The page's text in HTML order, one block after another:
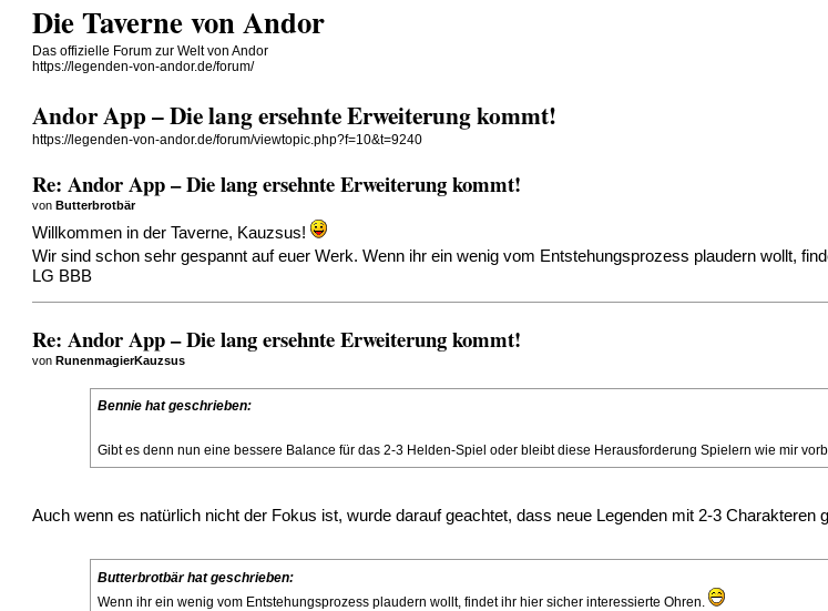
Die Taverne von Andor
Das offizielle Forum zur Welt von Andor
https://legenden-von-andor.de/forum/
Andor App – Die lang ersehnte Erweiterung kommt!
https://legenden-von-andor.de/forum/viewtopic.php?f=10&t=9240
Re: Andor App – Die lang ersehnte Erweiterung kommt!
vonButterbrotbär
Willkommen in der Taverne, Kauzsus!
Wir sind schon sehr gespannt auf euer Werk. Wenn ihr ein wenig vom Entstehungsprozess plaudern wollt,
LG BBB
Re: Andor App – Die lang ersehnte Erweiterung kommt!
vonRunenmagierKauzsus
Bennie hat geschrieben:
Gibt es denn nun eine bessere Balance für das 2-3 Helden-Spiel oder bleibt diese Herausforderung Spielern wie mir
Auch wenn es natürlich nicht der Fokus ist, wurde darauf geachtet, dass neue Legenden mit 2-3
Butterbrotbär hat geschrieben:
Wenn ihr ein wenig vom Entstehungsprozess plaudern wollt, findet ihr hier sicher interessierte Ohren.